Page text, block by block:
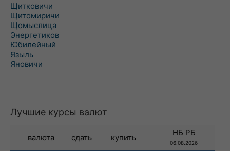
Щитковичи
Щитомиричи
Щомыслица
Энергетиков
Юбилейный
Языль
Яновичи
Лучшие курсы валют
валюта сдать купить
НБ РБ
06.08.2026